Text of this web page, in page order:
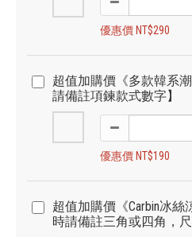
優惠價 NT$290
超值加購價《多款韓系
請備註項鍊款式數字】
優惠價 NT$190
超值加購價《Carbin冰
時請備註三角或四角，尺